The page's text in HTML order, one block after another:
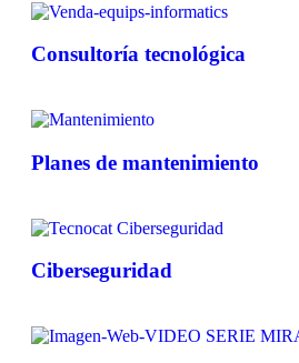
Consultoría tecnológica
Planes de mantenimiento
Ciberseguridad